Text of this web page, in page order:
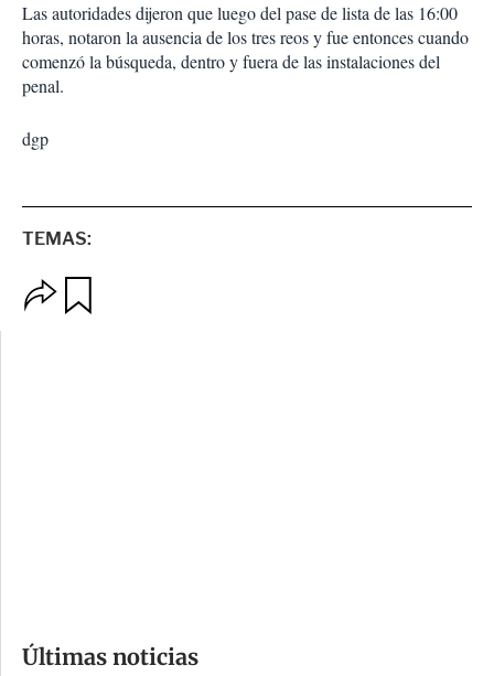
Las autoridades dijeron que luego del pase de lista de las 16:00
horas, notaron la ausencia de los tres reos y fue entonces cuando
comenzó la búsqueda, dentro y fuera de las instalaciones del
penal.
dgp
TEMAS:
m
Últimas noticias